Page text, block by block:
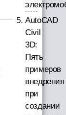
AutoCAD
Civil
3D:
Пять
примеров
внедрения
при
создании